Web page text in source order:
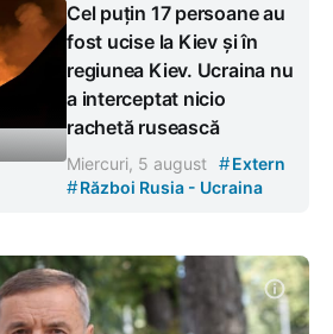
Cel puțin 17 persoane au
fost ucise la Kiev și în
regiunea Kiev. Ucraina nu
a interceptat nicio
rachetă rusească
Miercuri, 5 august #Extern
#Război Rusia - Ucraina